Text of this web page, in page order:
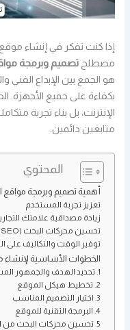
إذا كنت تفكر في إنشاء
مصطلحتصميم وبرمجة
هو الجمع بين الإبداع الفني
بكفاءة على جميع
الإنترنت، بل بناء تجربة
متابعين دائمين.
المحتوي
أهمية تصميم وبرمجة
تعزيز تجربة المستخدم
زيادة مصداقية علامتك
تحسين محركات البحث (SEO)
توفير الوقت والتكاليف على
الخطوات الأساسية لإنشاء
1. تحديد الهدف والجمهور المستهدف
2. تخطيط هيكل الموقع
3. اختيار التصميم المناسب
4. البرمجة التقنية للموقع
5. تحسين محركات البحث من البداية